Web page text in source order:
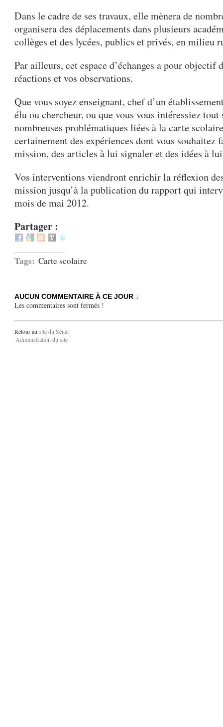
Dans le cadre de ses travaux, elle mènera de
organisera des déplacements dans plusieurs
collèges et des lycées, publics et privés, en milieu
Par ailleurs, cet espace d’échanges a pour objectif
réactions et vos observations.
Que vous soyez enseignant, chef d’un
élu ou chercheur, ou que vous vous intéressiez
nombreuses problématiques liées à la carte
certainement des expériences dont vous souhaitez
mission, des articles à lui signaler et des idées à
Vos interventions viendront enrichir la réflexion
mission jusqu’à la publication du rapport qui
mois de mai 2012.
Partager :
Tags: Carte scolaire
AUCUN COMMENTAIRE À CE JOUR ↓
Les commentaires sont fermés !
Retour ausite du Sénat
Administration du site